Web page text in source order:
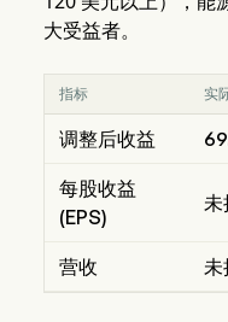
大受益者。
指标 实
调整后收益
每股收益
(EPS)
未
营收 未